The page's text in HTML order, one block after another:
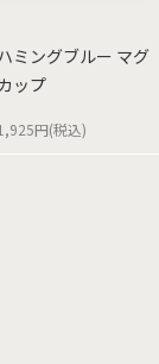
ミングブルー マグ
ップ
円(税込)